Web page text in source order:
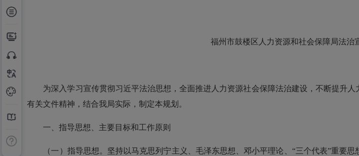
福州市鼓楼区人力资源和社会保障局法治宣
为深入学习宣传贯彻习近平法治思想，全面推进人力资源社会保障法治建设，不断提升人
有关文件精神，结合我局实际，制定本规划。
一、指导思想、主要目标和工作原则
（一）指导思想。坚持以马克思列宁主义、毛泽东思想、邓小平理论、“三个代表”重要思